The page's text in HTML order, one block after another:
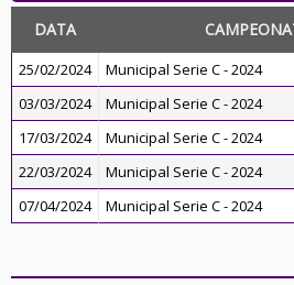
DATA
25/02/2024
Municipal Serie C - 2024
03/03/2024
Municipal Serie C - 2024
17/03/2024
Municipal Serie C - 2024
22/03/2024
Municipal Serie C - 2024
07/04/2024
Municipal Serie C - 2024